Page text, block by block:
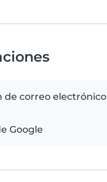
de correo electrónico
Google